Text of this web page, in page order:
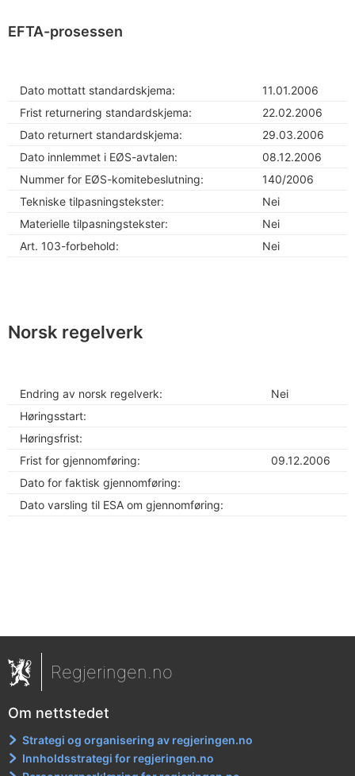
EFTA-prosessen
Dato mottatt standardskjema:
11.01.2006
Frist returnering standardskjema:
22.02.2006
Dato returnert standardskjema:
29.03.2006
Dato innlemmet i EØS-avtalen:
08.12.2006
Nummer for EØS-komitebeslutning:
140/2006
Tekniske tilpasningstekster:
Nei
Materielle tilpasningstekster:
Nei
Art. 103-forbehold:
Nei
Norsk regelverk
Endring av norsk regelverk:
Nei
Høringsstart:
Høringsfrist:
Frist for gjennomføring:
09.12.2006
Dato for faktisk gjennomføring:
Dato varsling til ESA om gjennomføring:
Regjeringen.no
Om nettstedet
Strategi og organisering av regjeringen.no
Innholdsstrategi for regjeringen.no